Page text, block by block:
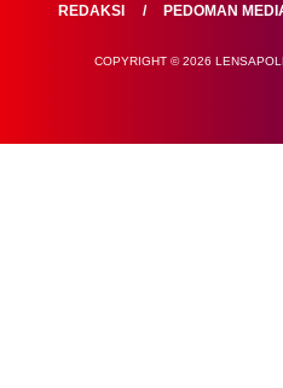
REDAKSI PEDOMAN
COPYRIGHT © 2026